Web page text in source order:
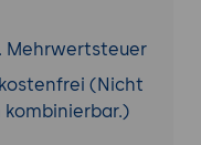
der
Einführung in
Mehrwertsteuer
(Nicht